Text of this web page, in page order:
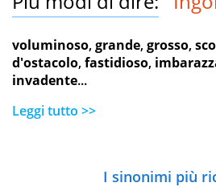
voluminoso,grande,grosso,
d'ostacolo,fastidioso,
invadente...
Leggi tutto >>
I sinonimi più